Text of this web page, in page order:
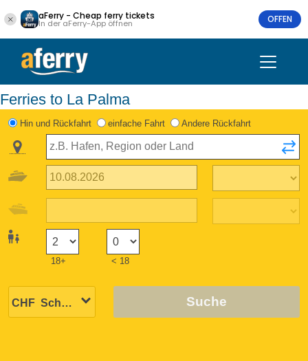
aFerry - Cheap ferry tickets
In der aFerry-App öffnen OFFEN
Ferries to La Palma
Hin und Rückfahrt einfache Fahrt Andere Rückfahrt
18+ < 18
Suche